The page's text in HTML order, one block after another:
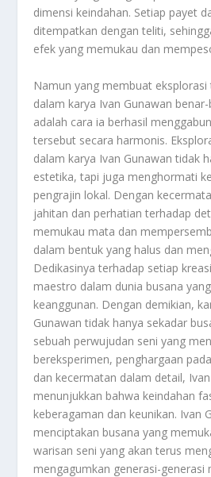
dimensi keindahan. Setiap payet
ditempatkan dengan teliti,
efek yang memukau dan
Namun yang membuat
dalam karya Ivan Gunawan
adalah cara ia berhasil
tersebut secara harmonis.
dalam karya Ivan Gunawan tidak
estetika, tapi juga menghormati
pengrajin lokal. Dengan
jahitan dan perhatian terhadap
memukau mata dan
dalam bentuk yang halus dan
Dedikasinya terhadap setiap
maestro dalam dunia busana
keanggunan. Dengan demikian,
Gunawan tidak hanya sekadar
sebuah perwujudan seni yang
bereksperimen, penghargaan
dan kecermatan dalam detail,
menunjukkan bahwa keindahan
keberagaman dan keunikan. Ivan
menciptakan busana yang
warisan seni yang akan terus
mengagumkan generasi-generasi